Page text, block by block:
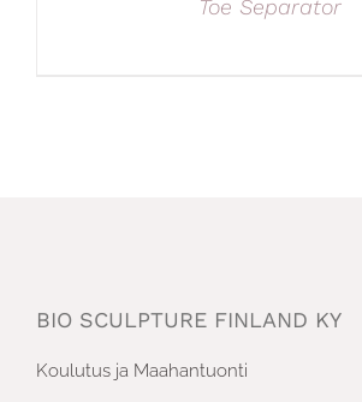
Toe Separator
BIO SCULPTURE FINLAND KY
Koulutus ja Maahantuonti